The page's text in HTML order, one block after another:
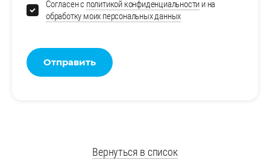
Согласен с политикой конфиденциальности и на
обработку моих персональных данных
Отправить
Вернуться в список